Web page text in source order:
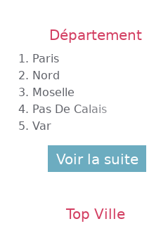
Département
1. Paris
2. Nord
3. Moselle
4. Pas De Calais
5. Var
Voir la suite
Top Ville